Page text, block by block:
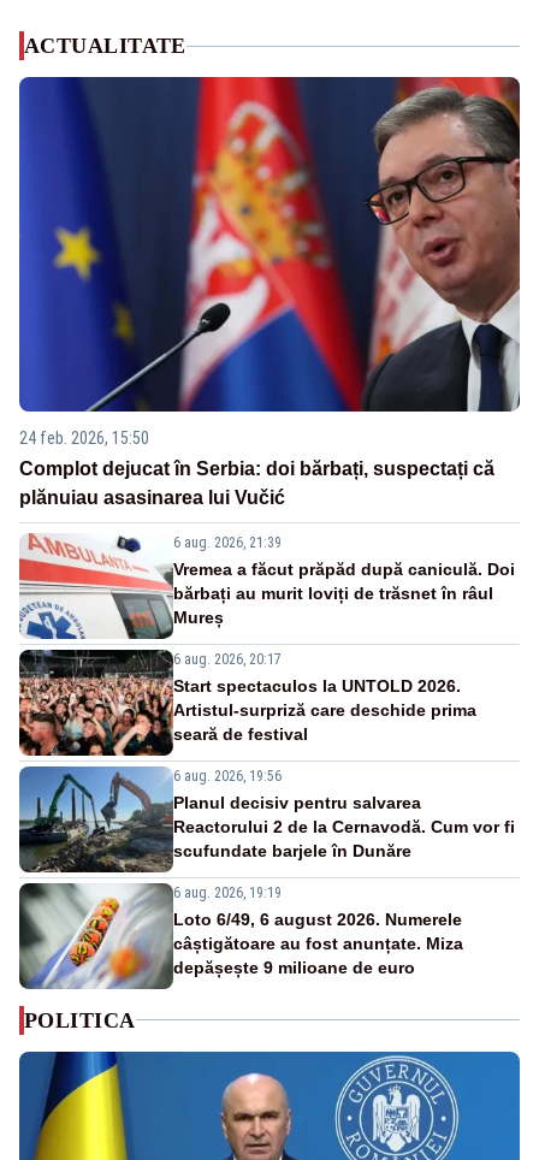
ACTUALITATE
24 feb. 2026, 15:50
Complot dejucat în Serbia: doi bărbați, suspectați că
plănuiau asasinarea lui Vučić
6 aug. 2026, 21:39
Vremea a făcut prăpăd după caniculă. Doi
bărbați au murit loviți de trăsnet în râul
Mureș
6 aug. 2026, 20:17
Start spectaculos la UNTOLD 2026.
Artistul-surpriză care deschide prima
seară de festival
6 aug. 2026, 19:56
Planul decisiv pentru salvarea
Reactorului 2 de la Cernavodă. Cum vor fi
scufundate barjele în Dunăre
6 aug. 2026, 19:19
Loto 6/49, 6 august 2026. Numerele
câștigătoare au fost anunțate. Miza
depășește 9 milioane de euro
POLITICA